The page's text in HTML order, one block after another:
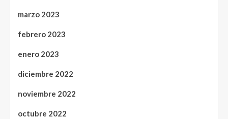
marzo 2023
febrero 2023
enero 2023
diciembre 2022
noviembre 2022
octubre 2022